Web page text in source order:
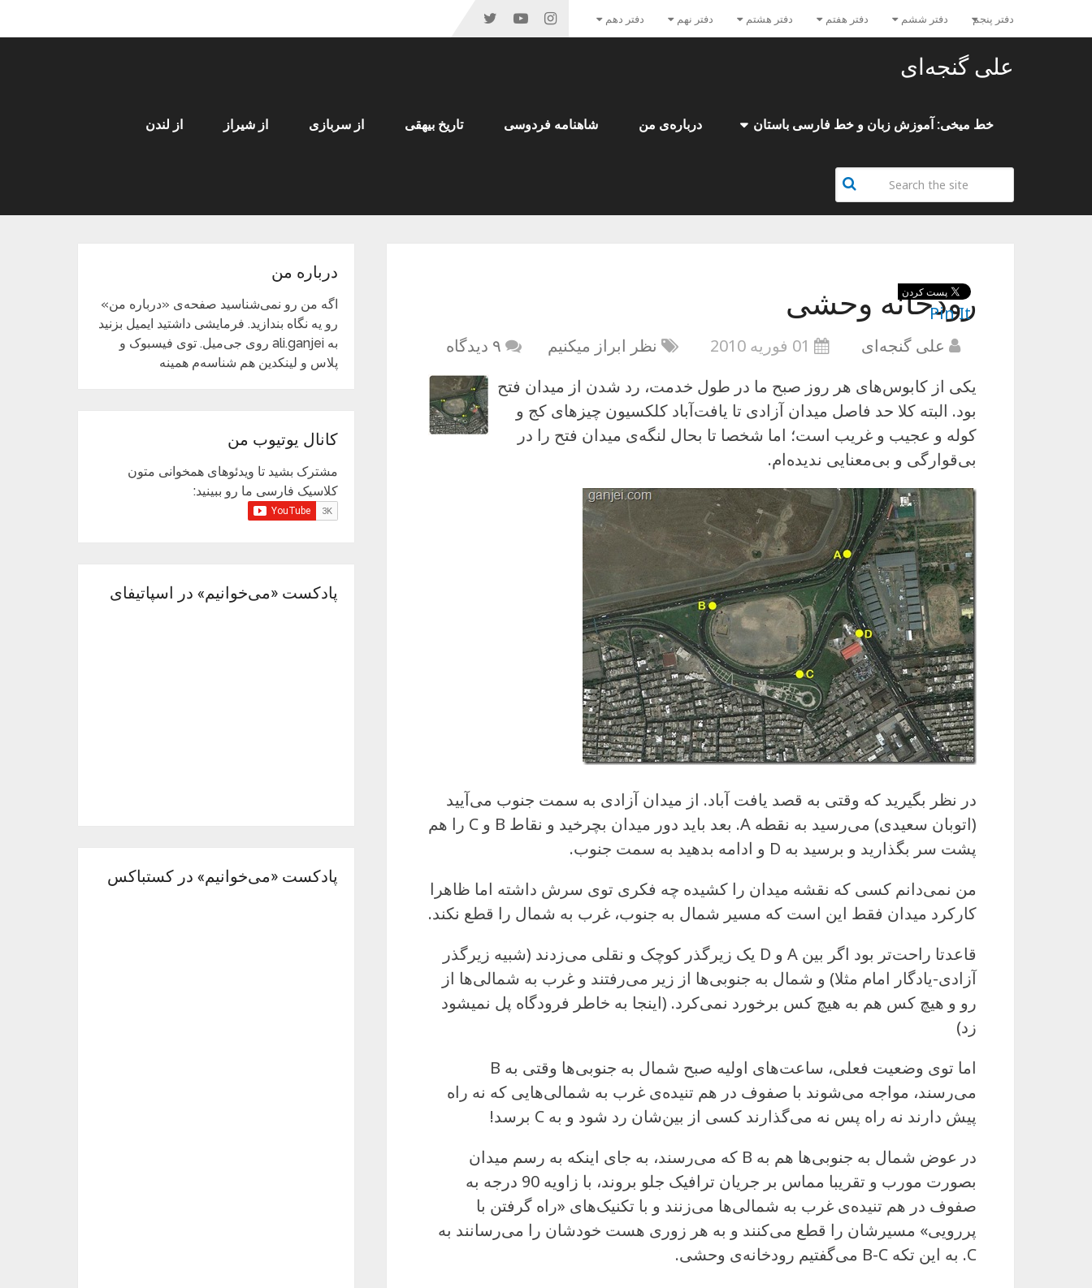
دفتر پنجم دفتر ششم دفتر هفتم دفتر هشتم دفتر نهم دفتر دهم
علی گنجه‌ای
خط میخی: آموزش زبان و خط فارسی باستان درباره‌ی من شاهنامه فردوسی تاریخ بیهقی از سربازی از شیراز از لندن
رودخانه وحشی
علی گنجه‌ای 01 فوریه 2010 نظر ابراز میکنیم
۹ دیدگاه
یکی از کابوس‌های هر روز صبح ما در طول خدمت، رد شدن از میدان فتح
بود. البته کلا حد فاصل میدان آزادی تا یافت‌آباد کلکسیون چیزهای کج و
کوله و عجیب و غریب است؛ اما شخصا تا بحال لنگه‌ی میدان فتح را در
بی‌قوارگی و بی‌معنایی ندیده‌ام.
در نظر بگیرید که وقتی به قصد یافت آباد. از میدان آزادی به سمت جنوب می‌آیید
(اتوبان سعیدی) می‌رسید به نقطه A. بعد باید دور میدان بچرخید و نقاط B و C را هم
پشت سر بگذارید و برسید به D و ادامه بدهید به سمت جنوب.
من نمی‌دانم کسی که نقشه میدان را کشیده چه فکری توی سرش داشته اما ظاهرا
کارکرد میدان فقط این است که مسیر شمال به جنوب، غرب به شمال را قطع نکند.
قاعدتا راحت‌تر بود اگر بین A و D یک زیرگذر کوچک و نقلی می‌زدند (شبیه زیرگذر
آزادی-یادگار امام مثلا) و شمال به جنوبی‌ها از زیر می‌رفتند و غرب به شمالی‌ها از
رو و هیچ کس هم به هیچ کس برخورد نمی‌کرد. (اینجا به خاطر فرودگاه پل نمیشود
زد)
اما توی وضعیت فعلی، ساعت‌های اولیه صبح شمال به جنوبی‌ها وقتی به B
می‌رسند، مواجه می‌شوند با صفوف در هم تنیده‌ی غرب به شمالی‌هایی که نه راه
پیش دارند نه راه پس نه می‌گذارند کسی از بین‌شان رد شود و به C برسد!
در عوض شمال به جنوبی‌ها هم به B که می‌رسند، به جای اینکه به رسم میدان
بصورت مورب و تقریبا مماس بر جریان ترافیک جلو بروند، با زاویه 90 درجه به
صفوف در هم تنیده‌ی غرب به شمالی‌ها می‌زنند و با تکنیک‌های «راه گرفتن با
پررویی» مسیرشان را قطع می‌کنند و به هر زوری هست خودشان را می‌رسانند به
C. به این تکه B-C می‌گفتیم رودخانه‌ی وحشی.
Pin It
درباره من
اگه من رو نمی‌شناسید صفحه‌ی «درباره من»
رو یه نگاه بندازید. فرمایشی داشتید ایمیل بزنید
به ali.ganjei روی جی‌میل. توی فیسبوک و
پلاس و لینکدین هم شناسه‌م همینه
کانال یوتیوب من
مشترک بشید تا ویدئوهای همخوانی متون
کلاسیک فارسی ما رو ببینید:
پادکست «می‌خوانیم» در اسپاتیفای
پادکست «می‌خوانیم» در کستباکس